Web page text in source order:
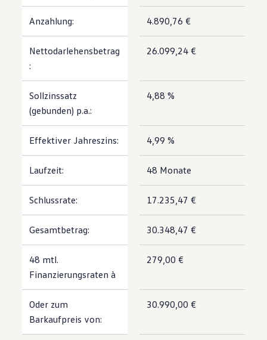
Anzahlung: 4.890,76 €
Nettodarlehensbetrag
:
26.099,24 €
Sollzinssatz
(gebunden) p.a.:
4,88 %
Effektiver Jahreszins: 4,99 %
Laufzeit: 48 Monate
Schlussrate: 17.235,47 €
Gesamtbetrag: 30.348,47 €
48 mtl.
Finanzierungsraten à
279,00 €
Oder zum
Barkaufpreis von:
30.990,00 €